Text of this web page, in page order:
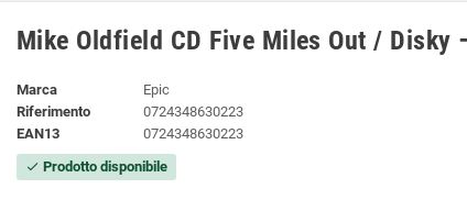
Mike Oldfield CD Five Miles Out / Disky
Marca
Epic
Riferimento
0724348630223
EAN13
0724348630223
check Prodotto disponibile